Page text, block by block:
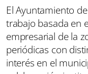
El Ayuntamiento
trabajo basada en
empresarial de la
periódicas con
interés en el